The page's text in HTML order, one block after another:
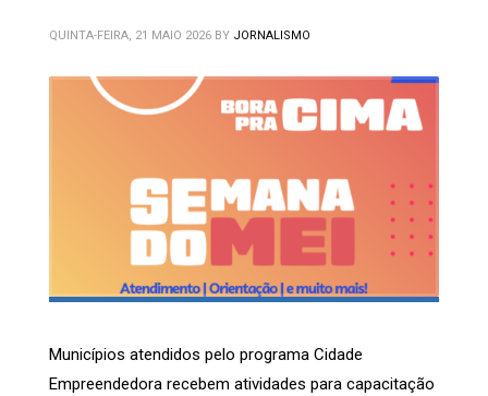
QUINTA-FEIRA, 21 MAIO 2026 BY JORNALISMO
Municípios atendidos pelo programa Cidade
Empreendedora recebem atividades para capacitação